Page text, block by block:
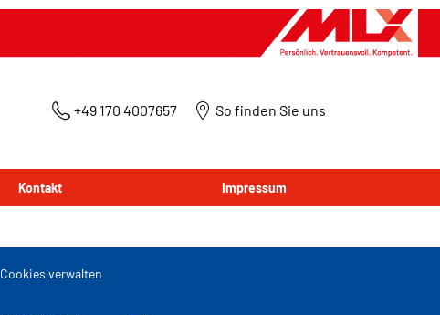
+49 170 4007657 So finden Sie uns
Kontakt Impressum
Cookies verwalten